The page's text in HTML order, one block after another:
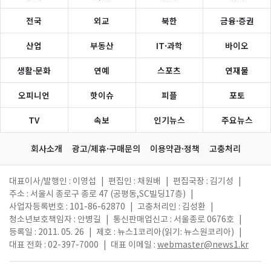
전국 외교 북한 금융·증권
산업 부동산 IT·과학 바이오
생활·문화 연예 스포츠 연재물
오피니언 핫이슈 피플 포토
TV 속보 인기뉴스 주요뉴스
회사소개 광고/제휴·구매문의 이용약관·정책 고충처리
대표이사/발행인 : 이영섭 편집인 : 채원배 편집국장 : 김기성
주소 : 서울시 종로구 종로 47 (공평동,SC빌딩17층)
사업자등록번호 : 101-86-62870
고충처리인 : 김성환
청소년보호책임자 : 안병길
통신판매업신고 : 서울종로 0676호
등록일 : 2011. 05. 26
제호 : 뉴스1코리아(읽기: 뉴스원코리아)
대표 전화 : 02-397-7000
대표 이메일 : webmaster@news1.kr